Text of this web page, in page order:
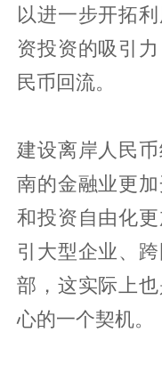
以进一步开拓
资投资的吸引
民币回流。
建设离岸人民
南的金融业更
和投资自由化
引大型企业、
部，这实际上
心的一个契机。